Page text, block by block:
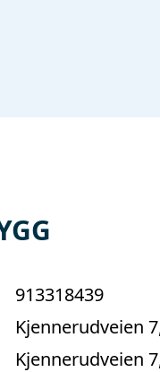
913318439
Kjennerudveien
Kjennerudveien